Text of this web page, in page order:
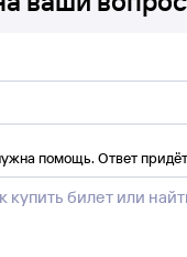
помощь. Ответ